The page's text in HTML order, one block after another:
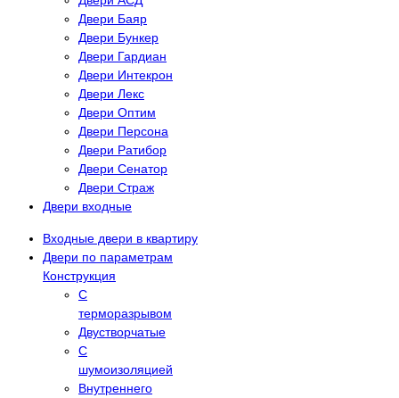
Двери Баяр
Двери Бункер
Двери Гардиан
Двери Интекрон
Двери Лекс
Двери Оптим
Двери Персона
Двери Ратибор
Двери Сенатор
Двери Страж
Двери входные
Входные двери в квартиру
Двери по параметрам
Конструкция
С
терморазрывом
Двустворчатые
С
шумоизоляцией
Внутреннего